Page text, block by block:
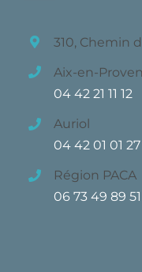
310, Chemin
Aix-en-
04 42 21 11 12
Auriol
04 42 01 01 27
Région PACA
06 73 49 89 51